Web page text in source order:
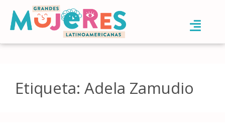
Etiqueta: Adela Zamudio